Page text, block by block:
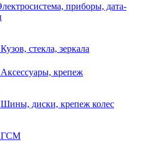
приборы, дата-
Кузов, стекла, зеркала
Аксессуары, крепеж
Шины, диски, крепеж колес
ГСМ